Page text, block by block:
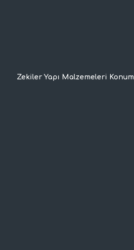
Zekiler Yapı Malzemeleri Konum